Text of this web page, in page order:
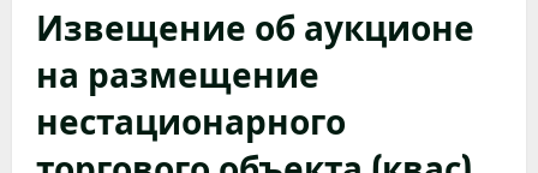
Извещение об аукционе
на размещение
нестационарного